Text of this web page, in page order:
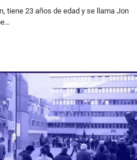
tiene 23 años de edad y se llama Jon